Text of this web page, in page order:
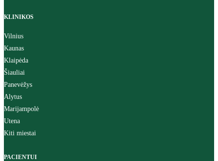
KLINIKOS
Vilnius
Kaunas
Klaipėda
Šiauliai
Panevėžys
Alytus
Marijampolė
Utena
Kiti miestai
PACIENTUI